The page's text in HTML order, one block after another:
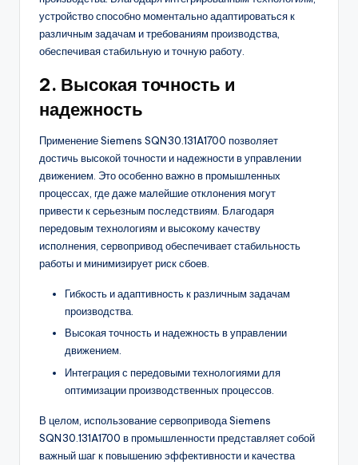
устройство способно моментально адаптироваться к
различным задачам и требованиям производства,
обеспечивая стабильную и точную работу.
2. Высокая точность и
надежность
Применение Siemens SQN30.131A1700 позволяет
достичь высокой точности и надежности в управлении
движением. Это особенно важно в промышленных
процессах, где даже малейшие отклонения могут
привести к серьезным последствиям. Благодаря
передовым технологиям и высокому качеству
исполнения, сервопривод обеспечивает стабильность
работы и минимизирует риск сбоев.
Гибкость и адаптивность к различным задачам
производства.
Высокая точность и надежность в управлении
движением.
Интеграция с передовыми технологиями для
оптимизации производственных процессов.
В целом, использование сервопривода Siemens
SQN30.131A1700 в промышленности представляет собой
важный шаг к повышению эффективности и качества